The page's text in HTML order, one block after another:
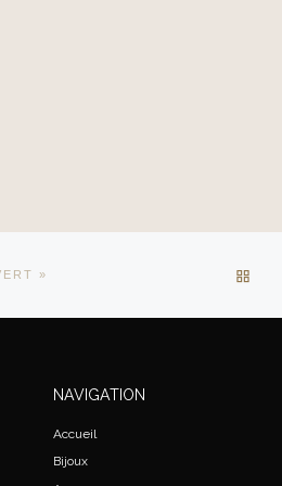
»
NAVIGATION
Accueil
Bijoux